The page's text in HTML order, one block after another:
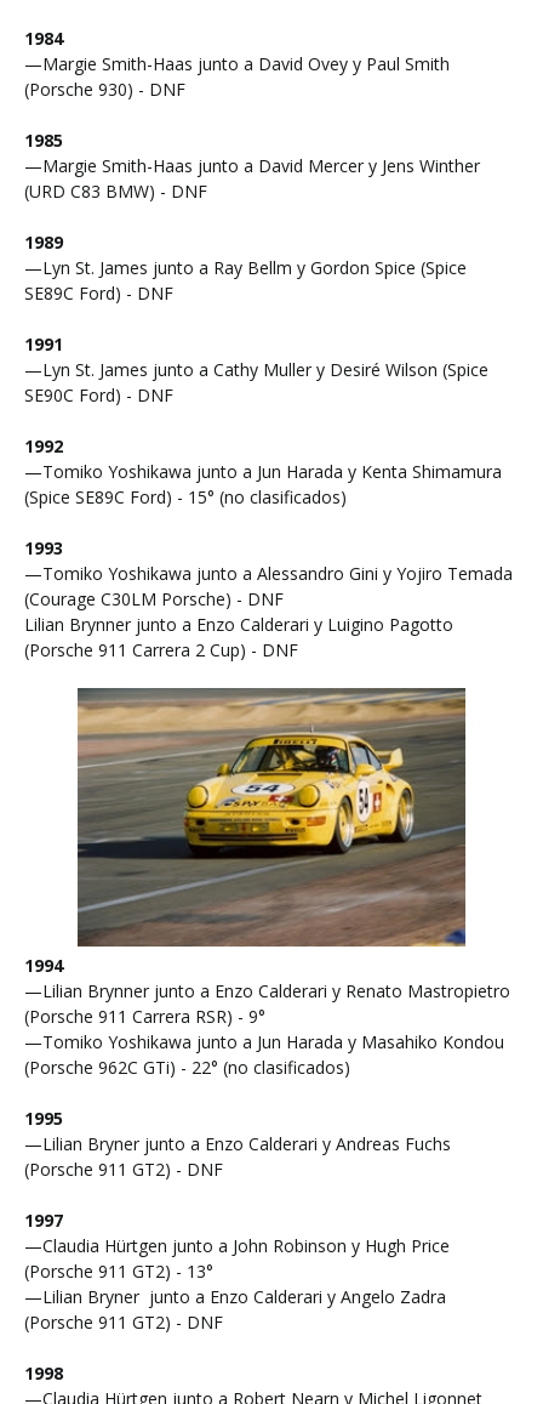
1984
—Margie Smith-Haas junto a David Ovey y Paul Smith
(Porsche 930) - DNF
1985
—Margie Smith-Haas junto a David Mercer y Jens Winther
(URD C83 BMW) - DNF
1989
—Lyn St. James junto a Ray Bellm y Gordon Spice (Spice
SE89C Ford) - DNF
1991
—Lyn St. James junto a Cathy Muller y Desiré Wilson (Spice
SE90C Ford) - DNF
1992
—Tomiko Yoshikawa junto a Jun Harada y Kenta Shimamura
(Spice SE89C Ford) - 15° (no clasificados)
1993
—Tomiko Yoshikawa junto a Alessandro Gini y Yojiro Temada
(Courage C30LM Porsche) - DNF
Lilian Brynner junto a Enzo Calderari y Luigino Pagotto
(Porsche 911 Carrera 2 Cup) - DNF
1994
—Lilian Brynner junto a Enzo Calderari y Renato Mastropietro
(Porsche 911 Carrera RSR) - 9°
—Tomiko Yoshikawa junto a Jun Harada y Masahiko Kondou
(Porsche 962C GTi) - 22° (no clasificados)
1995
—Lilian Bryner junto a Enzo Calderari y Andreas Fuchs
(Porsche 911 GT2) - DNF
1997
—Claudia Hürtgen junto a John Robinson y Hugh Price
(Porsche 911 GT2) - 13°
—Lilian Bryner junto a Enzo Calderari y Angelo Zadra
(Porsche 911 GT2) - DNF
1998
—Claudia Hürtgen junto a Robert Nearn y Michel Ligonnet